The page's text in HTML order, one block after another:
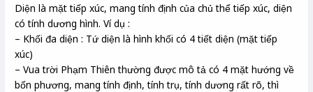
Diện là mặt tiếp xúc, mang tính định của chủ thể tiếp xúc, diện
có tính dương hình. Ví dụ :
– Khối đa diện : Tứ diện là hình khối có 4 tiết diện (mặt tiếp
xúc)
– Vua trời Phạm Thiên thường được mô tả có 4 mặt hướng về
bốn phương, mang tính định, tính trụ, tính dương rất rõ, thì